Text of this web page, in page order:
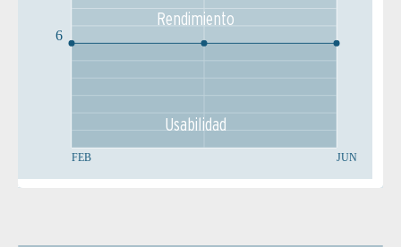
FEB JUN
6
Rendimiento
Usabilidad